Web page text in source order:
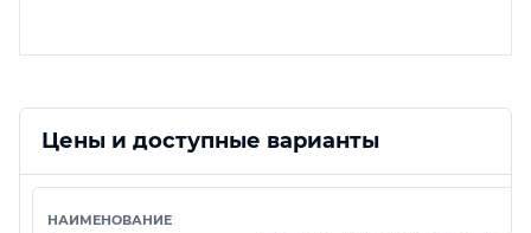
Цены и доступные варианты